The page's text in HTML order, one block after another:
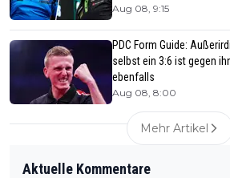
Aug 08, 9:15
PDC Form Guide:
selbst ein 3:6 ist gegen
ebenfalls
Aug 08, 8:00
Mehr Artikel
Aktuelle Kommentare